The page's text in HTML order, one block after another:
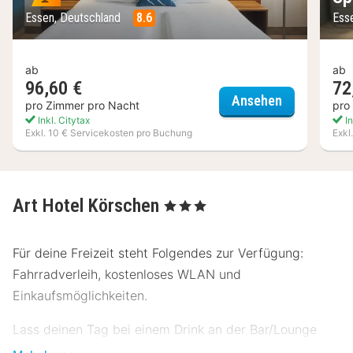
Essen, Deutschland 8.6
ab
96,60 €
pro Zimmer pro Nacht
Inkl. Citytax
Exkl. 10 € Servicekosten pro Buchung
Ansehen Four
ab
pro
Art Hotel Körschen , 3 Sterne
Für deine Freizeit steht Folgendes zur Verfügung:
Fahrradverleih, kostenloses WLAN und
Einkaufsmöglichkeiten.
Lass deinen Tag bei einem Drink an der Bar/Lounge